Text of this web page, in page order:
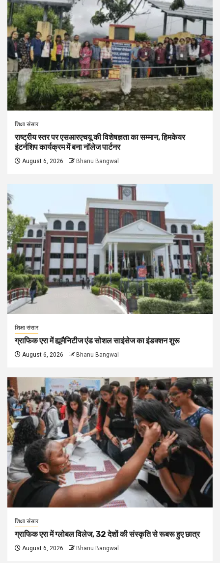
शिक्षा संसार
राष्ट्रीय स्तर पर एसआरएचयू की विशेषज्ञता का सम्मान, हिमकेयर
इंटर्नशिप कार्यक्रम में बना नॉलेज पार्टनर
August 6, 2026 Bhanu Bangwal
शिक्षा संसार
ग्राफिक एरा में ह्यूमैनिटीज एंड सोशल साइंसेज का इंडक्शन शुरू
August 6, 2026 Bhanu Bangwal
शिक्षा संसार
ग्राफिक एरा में ग्लोबल विलेज, 32 देशों की संस्कृति से रूबरू हुए छात्र
August 6, 2026 Bhanu Bangwal